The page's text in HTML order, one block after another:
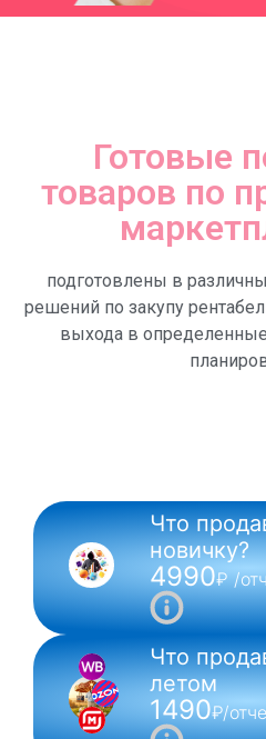
Готовые
товаров по
подготовлены в
решений по закупу
выхода в
NEW
Что
новичку?
4990₽ /
Что
летом
1490₽/